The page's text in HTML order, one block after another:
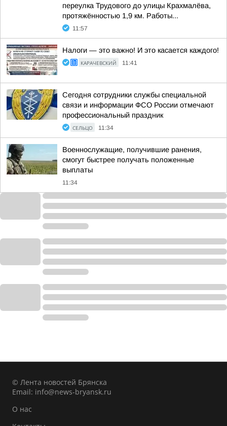
переулка Трудового до улицы Крахмалёва,
протяжённостью 1,9 км. Работы...
11:57
Налоги — это важно! И это касается каждого!
КАРАЧЕВСКИЙ 11:41
Сегодня сотрудники службы специальной
связи и информации ФСО России отмечают
профессиональный праздник
СЕЛЬЦО 11:34
Военнослужащие, получившие ранения,
смогут быстрее получать положенные
выплаты
11:34
© Лента новостей Брянска
Email: info@news-bryansk.ru
О нас